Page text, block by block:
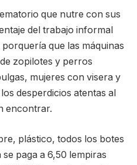
que nutre con sus
del trabajo informal
que las máquinas
zopilotes y perros
mujeres con visera y
desperdicios atentas al
encontrar.
plástico, todos los botes
paga a 6,50 lempiras